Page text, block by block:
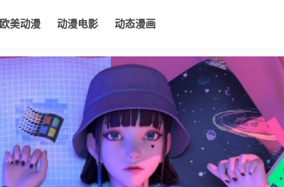
欧美动漫 动漫电影 动态漫画
动态漫画